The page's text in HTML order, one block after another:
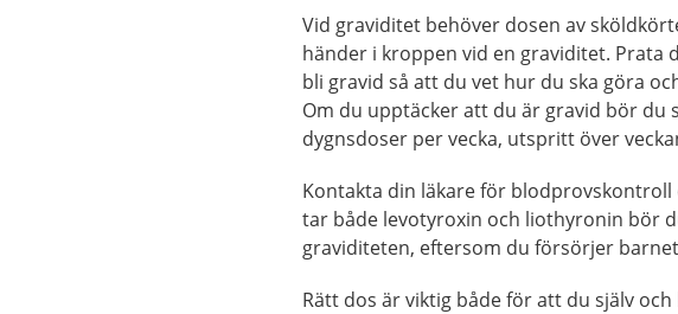
Vid graviditet behöver dosen av
händer i kroppen vid en graviditet.
bli gravid så att du vet hur du ska göra
Om du upptäcker att du är gravid bör du
dygnsdoser per vecka, utspritt över
Kontakta din läkare för
tar både levotyroxin och liothyronin bör
graviditeten, eftersom du försörjer
Rätt dos är viktig både för att du själv